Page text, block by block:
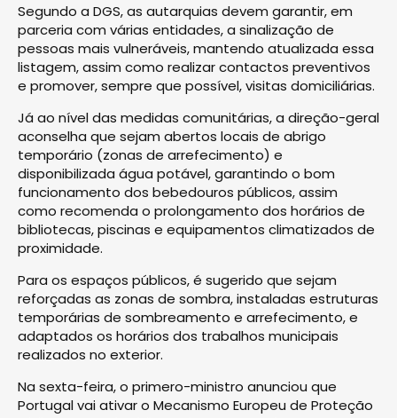
Segundo a DGS, as autarquias devem garantir, em
parceria com várias entidades, a sinalização de
pessoas mais vulneráveis, mantendo atualizada essa
listagem, assim como realizar contactos preventivos
e promover, sempre que possível, visitas domiciliárias.
Já ao nível das medidas comunitárias, a direção-geral
aconselha que sejam abertos locais de abrigo
temporário (zonas de arrefecimento) e
disponibilizada água potável, garantindo o bom
funcionamento dos bebedouros públicos, assim
como recomenda o prolongamento dos horários de
bibliotecas, piscinas e equipamentos climatizados de
proximidade.
Para os espaços públicos, é sugerido que sejam
reforçadas as zonas de sombra, instaladas estruturas
temporárias de sombreamento e arrefecimento, e
adaptados os horários dos trabalhos municipais
realizados no exterior.
Na sexta-feira, o primero-ministro anunciou que
Portugal vai ativar o Mecanismo Europeu de Proteção